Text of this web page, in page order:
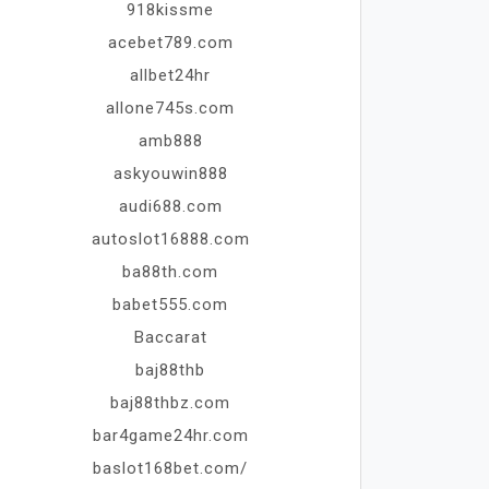
918kissme
acebet789.com
allbet24hr
allone745s.com
amb888
askyouwin888
audi688.com
autoslot16888.com
ba88th.com
babet555.com
Baccarat
baj88thb
baj88thbz.com
bar4game24hr.com
baslot168bet.com/